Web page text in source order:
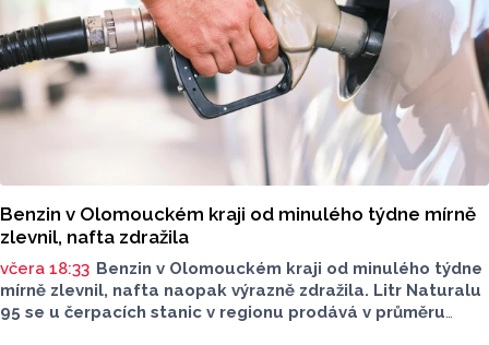
Benzin v Olomouckém kraji od minulého týdne mírně
zlevnil, nafta zdražila
včera 18:33 Benzin v Olomouckém kraji od minulého týdne
mírně zlevnil, nafta naopak výrazně zdražila. Litr Naturalu
95 se u čerpacích stanic v regionu prodává v průměru